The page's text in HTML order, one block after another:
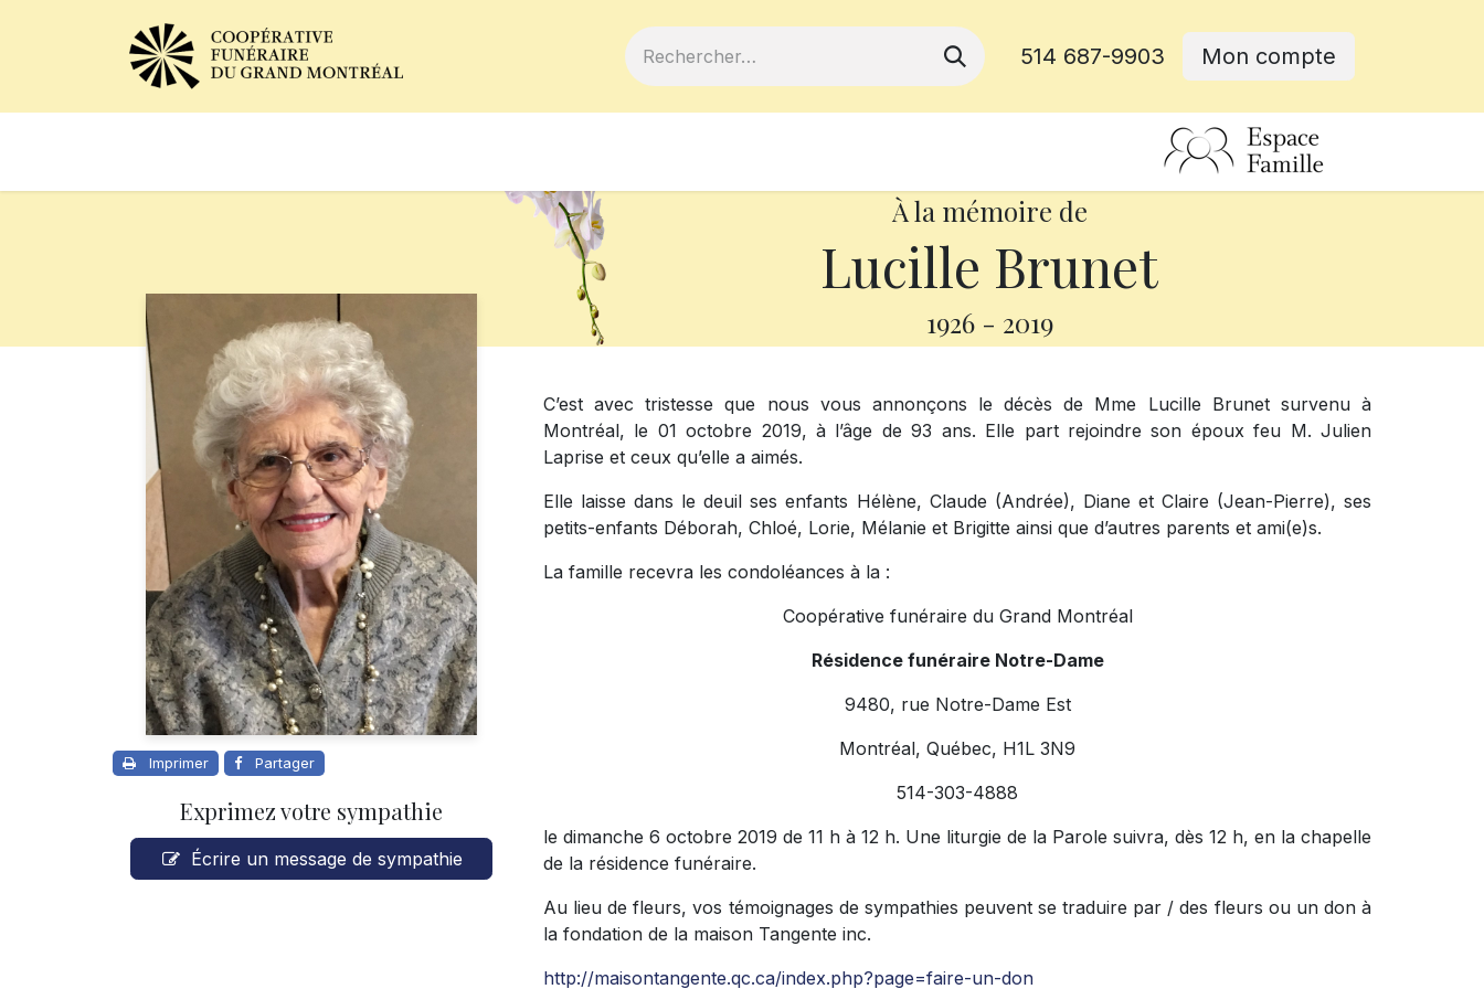
514 687-9903 Mon compte
À la mémoire de
Lucille Brunet
1926 - 2019
Imprimer Partager
Exprimez votre sympathie
Écrire un message de sympathie
C’est avec tristesse que nous vous annonçons le décès de Mme Lucille Brunet survenu à
Montréal, le 01 octobre 2019, à l’âge de 93 ans. Elle part rejoindre son époux feu M. Julien
Laprise et ceux qu’elle a aimés.
Elle laisse dans le deuil ses enfants Hélène, Claude (Andrée), Diane et Claire (Jean-Pierre), ses
petits-enfants Déborah, Chloé, Lorie, Mélanie et Brigitte ainsi que d’autres parents et ami(e)s.
La famille recevra les condoléances à la :
Coopérative funéraire du Grand Montréal
Résidence funéraire Notre-Dame
9480, rue Notre-Dame Est
Montréal, Québec, H1L 3N9
514-303-4888
le dimanche 6 octobre 2019 de 11 h à 12 h. Une liturgie de la Parole suivra, dès 12 h, en la chapelle
de la résidence funéraire.
Au lieu de fleurs, vos témoignages de sympathies peuvent se traduire par / des fleurs ou un don à
la fondation de la maison Tangente inc.
http://maisontangente.qc.ca/index.php?page=faire-un-don